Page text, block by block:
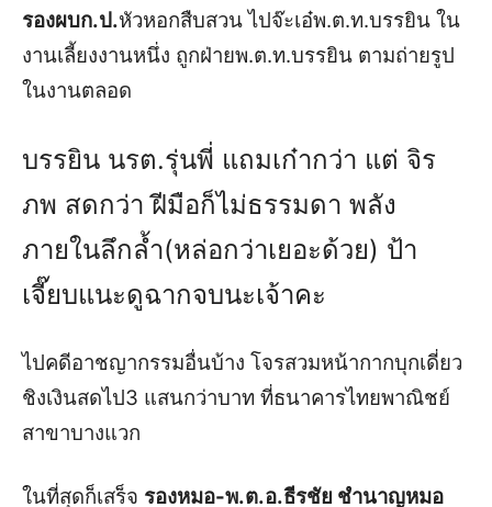
รองผบก.ป.หัวหอกสืบสวน ไปจ๊ะเอ๋พ.ต.ท.บรรยิน ใน
งานเลี้ยงงานหนึ่ง ถูกฝ่ายพ.ต.ท.บรรยิน ตามถ่ายรูป
ในงานตลอด
บรรยิน นรต.รุ่นพี่ แถมเก๋ากว่า แต่ จิร
ภพ สดกว่า ฝีมือก็ไม่ธรรมดา พลัง
ภายในลึกล้ำ(หล่อกว่าเยอะด้วย) ป้า
เจี๊ยบแนะดูฉากจบนะเจ้าคะ
ไปคดีอาชญากรรมอื่นบ้าง โจรสวมหน้ากากบุกเดี่ยว
ชิงเงินสดไป3 แสนกว่าบาท ที่ธนาคารไทยพาณิชย์
สาขาบางแวก
ในที่สุดก็เสร็จ รองหมอ-พ.ต.อ.ธีรชัย ชำนาญหมอ